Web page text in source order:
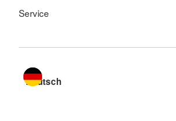
Service
Sprache wechseln zu